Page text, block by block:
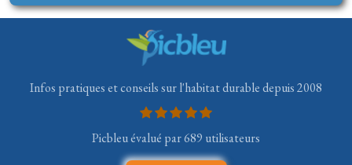
Infos pratiques et conseils sur l'habitat durable depuis 2008
Picbleu évalué par 689 utilisateurs